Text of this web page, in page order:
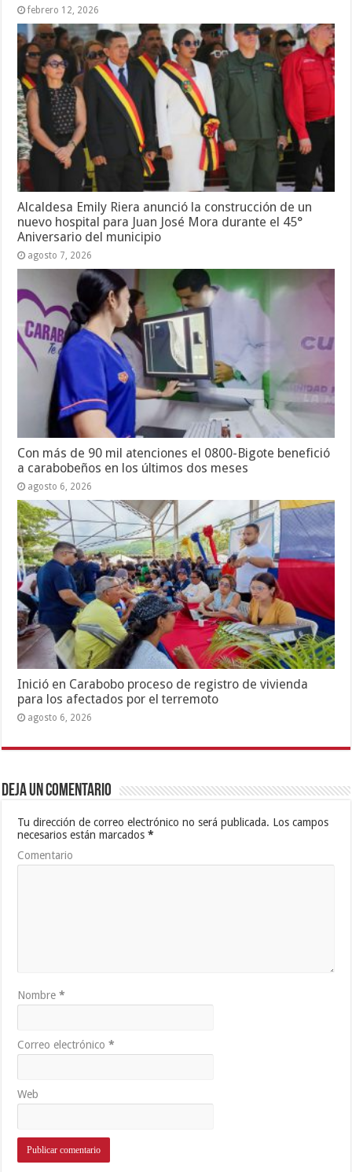
febrero 12, 2026
Alcaldesa Emily Riera anunció la construcción de un
nuevo hospital para Juan José Mora durante el 45°
Aniversario del municipio
agosto 7, 2026
Con más de 90 mil atenciones el 0800-Bigote benefició
a carabobeños en los últimos dos meses
agosto 6, 2026
Inició en Carabobo proceso de registro de vivienda
para los afectados por el terremoto
agosto 6, 2026
Deja un comentario
Tu dirección de correo electrónico no será publicada. Los campos
necesarios están marcados*
Comentario
Nombre*
Correo electrónico*
Web